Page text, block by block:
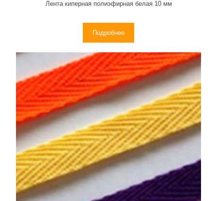
Лента киперная полиэфирная белая 10 мм
Подробнее